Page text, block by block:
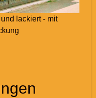
lackiert - mit